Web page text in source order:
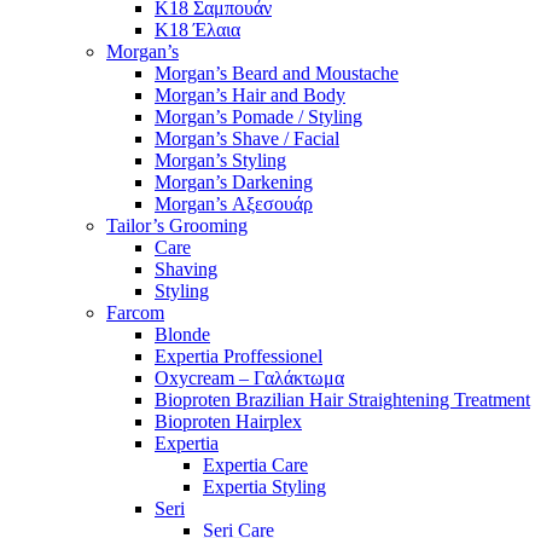
K18 Σαμπουάν
K18 Έλαια
Morgan’s
Morgan’s Beard and Moustache
Morgan’s Hair and Body
Morgan’s Pomade / Styling
Morgan’s Shave / Facial
Morgan’s Styling
Morgan’s Darkening
Morgan’s Αξεσουάρ
Tailor’s Grooming
Care
Shaving
Styling
Farcom
Blonde
Expertia Proffessionel
Oxycream – Γαλάκτωμα
Bioproten Brazilian Hair Straightening Treatment
Bioproten Hairplex
Expertia
Expertia Care
Expertia Styling
Seri
Seri Care